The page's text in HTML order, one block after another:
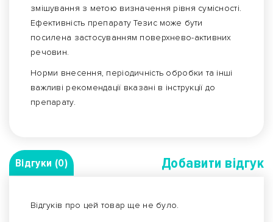
змішування з метою визначення рівня сумісності.
Ефективність препарату Тезис може бути
посилена застосуванням поверхнево-активних
речовин.
Норми внесення, періодичність обробки та інші
важливі рекомендації вказані в інструкції до
препарату.
Відгуки (0) Добавити вiдгук
Відгуків про цей товар ще не було.